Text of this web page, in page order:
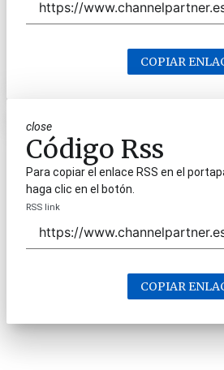
COPIAR
close
Código Rss
Para copiar el enlace RSS en el
haga clic en el botón.
RSS link
COPIAR